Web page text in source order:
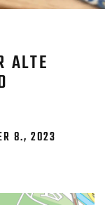
ALTE
8., 2023